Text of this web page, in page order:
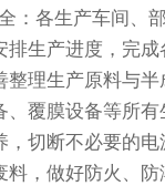
：各生产车间、
排生产进度，完
整理生产原料与
、覆膜设备等所有
切断不必要的电
料，做好防火、